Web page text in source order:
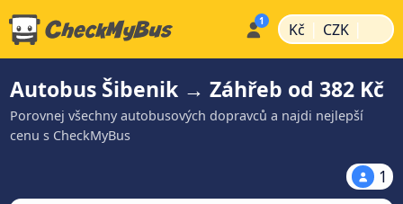
Kč | CZK |
Autobus Šibenik → Záhřeb od 382 Kč
Porovnej všechny autobusových dopravců a najdi nejlepší
cenu s CheckMyBus
1